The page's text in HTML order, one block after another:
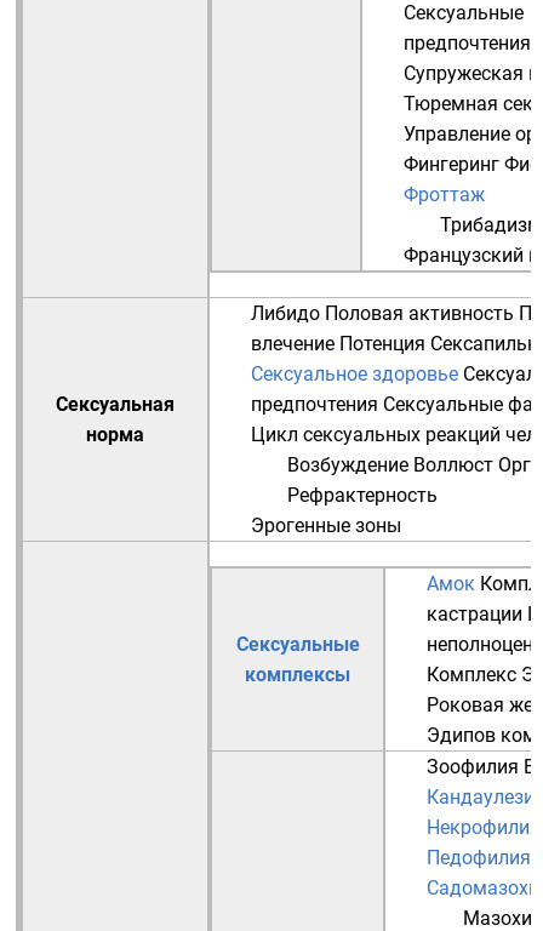
Сексуальные
предпочтения
Супружеская
Тюремная
Управление
Фингеринг
Фроттаж
Трибадизм
Французский
Сексуальная
норма
Либидо Половая активность
влечение Потенция
Сексуальное здоровье
предпочтения Сексуальные
Цикл сексуальных реакций
Возбуждение Воллюст
Рефрактерность
Эрогенные зоны
Сексуальные
комплексы
Амок
кастрации
Комплекс
Роковая
Эдипов
Зоофилия
Некрофилия
Педофилия